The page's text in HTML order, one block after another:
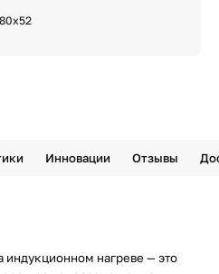
Инновации Отзывы
индукционном нагреве — это